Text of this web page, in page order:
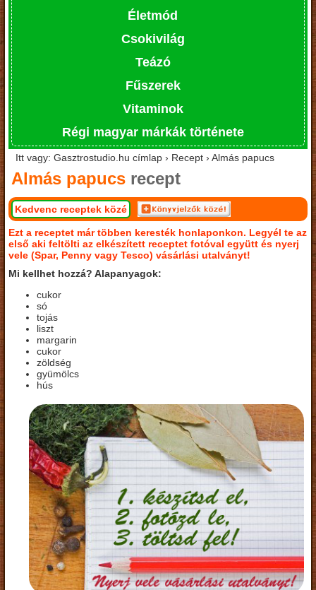
Életmód
Csokivilág
Teázó
Fűszerek
Vitaminok
Régi magyar márkák története
Itt vagy: Gasztrostudio.hu címlap › Recept › Almás papucs
Almás papucs recept
Kedvenc receptek közé
Ezt a receptet már többen keresték honlaponkon. Legyél te az
első aki feltölti az elkészített receptet fotóval együtt és nyerj
vele (Spar, Penny vagy Tesco) vásárlási utalványt!
Mi kellhet hozzá? Alapanyagok:
cukor
só
tojás
liszt
margarin
cukor
zöldség
gyümölcs
hús